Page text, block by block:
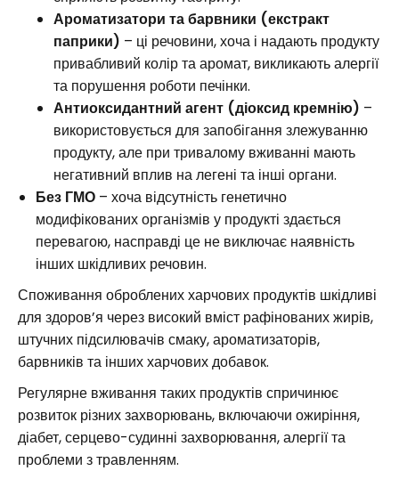
Ароматизатори та барвники (екстракт
паприки) – ці речовини, хоча і надають продукту
привабливий колір та аромат, викликають алергії
та порушення роботи печінки.
Антиоксидантний агент (діоксид кремнію) –
використовується для запобігання злежуванню
продукту, але при тривалому вживанні мають
негативний вплив на легені та інші органи.
Без ГМО – хоча відсутність генетично
модифікованих організмів у продукті здається
перевагою, насправді це не виключає наявність
інших шкідливих речовин.
Споживання оброблених харчових продуктів шкідливі
для здоров’я через високий вміст рафінованих жирів,
штучних підсилювачів смаку, ароматизаторів,
барвників та інших харчових добавок.
Регулярне вживання таких продуктів спричинює
розвиток різних захворювань, включаючи ожиріння,
діабет, серцево-судинні захворювання, алергії та
проблеми з травленням.